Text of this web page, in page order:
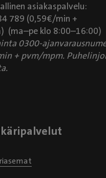
asiakaspalvelu:
789 (0,59€/min +
(ma–pe klo 8:00–16:00)
0300-
+ pvm/mpm.